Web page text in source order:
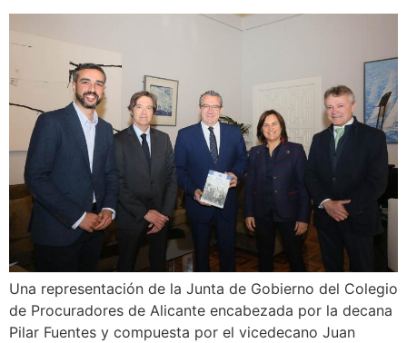
Una representación de la Junta de Gobierno del Colegio
de Procuradores de Alicante encabezada por la decana
Pilar Fuentes y compuesta por el vicedecano Juan